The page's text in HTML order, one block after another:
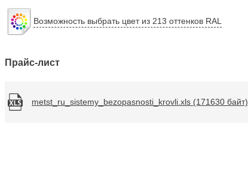
Возможность выбрать цвет из 213 оттенков RAL
Прайс-лист
metst_ru_sistemy_bezopasnosti_krovli.xls (171630 байт)